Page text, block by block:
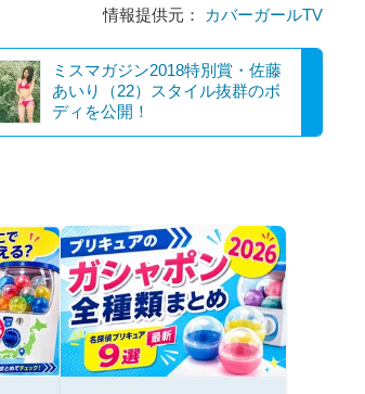
情報提供元：
カバーガールTV
ミスマガジン2018特別賞・佐藤
あいり（22）スタイル抜群のボ
ディを公開！